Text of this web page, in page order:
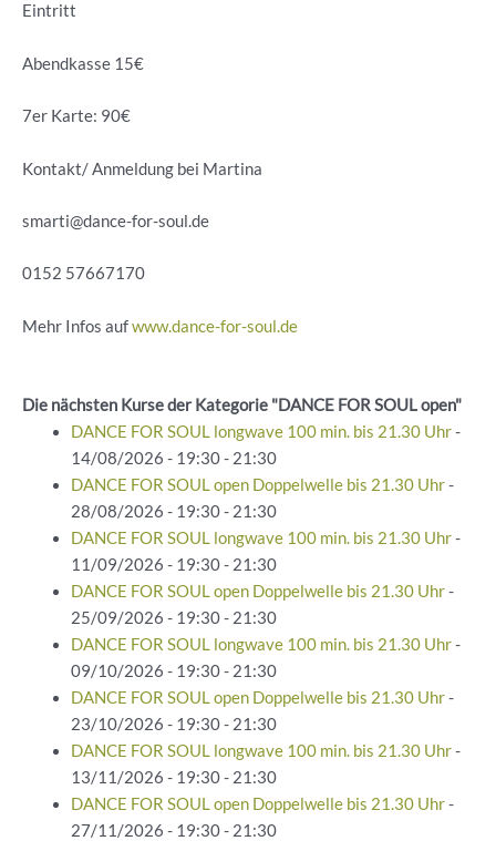
Eintritt
Abendkasse 15€
7er Karte: 90€
Kontakt/ Anmeldung bei Martina
smarti@dance-for-soul.de
0152 57667170
Mehr Infos aufwww.dance-for-soul.de
Die nächsten Kurse der Kategorie "DANCE FOR SOUL open"
DANCE FOR SOUL longwave 100 min. bis 21.30 Uhr-
14/08/2026 - 19:30 - 21:30
DANCE FOR SOUL open Doppelwelle bis 21.30 Uhr-
28/08/2026 - 19:30 - 21:30
DANCE FOR SOUL longwave 100 min. bis 21.30 Uhr-
11/09/2026 - 19:30 - 21:30
DANCE FOR SOUL open Doppelwelle bis 21.30 Uhr-
25/09/2026 - 19:30 - 21:30
DANCE FOR SOUL longwave 100 min. bis 21.30 Uhr-
09/10/2026 - 19:30 - 21:30
DANCE FOR SOUL open Doppelwelle bis 21.30 Uhr-
23/10/2026 - 19:30 - 21:30
DANCE FOR SOUL longwave 100 min. bis 21.30 Uhr-
13/11/2026 - 19:30 - 21:30
DANCE FOR SOUL open Doppelwelle bis 21.30 Uhr-
27/11/2026 - 19:30 - 21:30